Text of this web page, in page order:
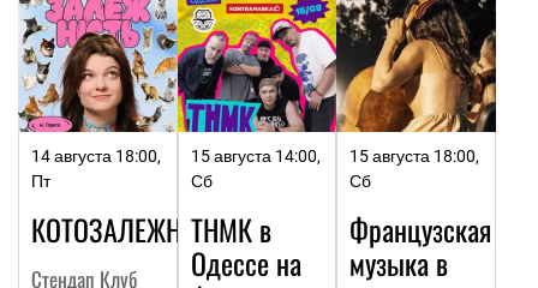
14 августа 18:00,
Пт
КОТОЗАЛЕЖНОСТЬ
Стендап Клуб
15 августа 14:00,
Сб
ТНМК в
Одессе на
15 августа 18:00,
Сб
Французская
музыка в